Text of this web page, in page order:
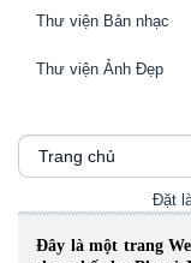
Thư viện Bản nhạc
Thư viện Ảnh Đẹp
Đặt
Đây là một trang